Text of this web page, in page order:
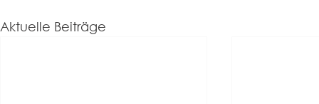
Aktuelle Beiträge